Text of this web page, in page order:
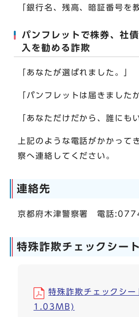
「銀行名、残高、暗証番号を
パンフレットで株券、社
入を勧める詐欺
「あなたが選ばれました。」
「パンフレットは届きました
「あなただけだから、誰にも
上記のような電話がかかって
察へ連絡してください。
連絡先
京都府木津警察署 電話
特殊詐欺チェックシート
特殊詐欺チェックシ
1.03MB)